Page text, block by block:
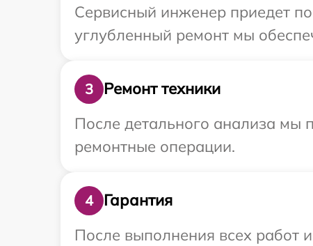
Сервисный инженер приедет
углубленный ремонт мы
3
Ремонт техники
После детального анализа мы
ремонтные операции.
4
Гарантия
После выполнения всех работ